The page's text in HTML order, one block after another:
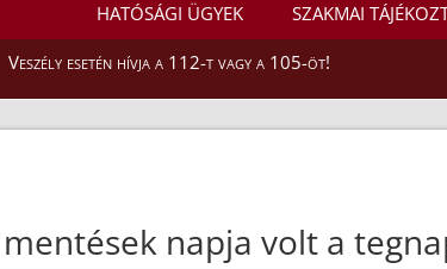
HATÓSÁGI ÜGYEK SZAKMAI
Veszély esetén hívja a 112-t vagy a 105-öt!
napja volt a